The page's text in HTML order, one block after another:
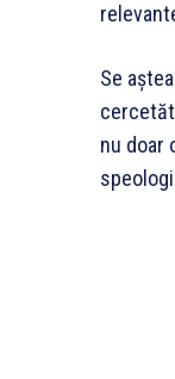
Se
nu doar